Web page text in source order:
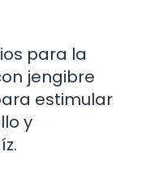
para la
jengibre
estimular
y